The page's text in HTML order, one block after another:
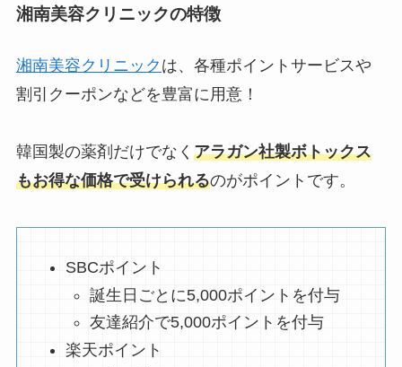
湘南美容クリニックの特徴
湘南美容クリニック は、各種ポイントサービスや
割引クーポンなどを豊富に用意！
韓国製の薬剤だけでなく アラガン社製ボトックス
もお得な価格で受けられるのがポイントです。
SBCポイント
誕生日ごとに5,000ポイントを付与
友達紹介で5,000ポイントを付与
楽天ポイント